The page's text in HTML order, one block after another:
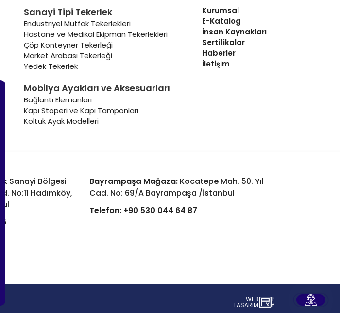
Sanayi Tipi Tekerlek
Endüstriyel Mutfak Tekerlekleri
Hastane ve Medikal Ekipman Tekerlekleri
Çöp Konteyner Tekerleği
Market Arabası Tekerleği
Yedek Tekerlek
Mobilya Ayakları ve Aksesuarları
Bağlantı Elemanları
Kapı Stoperi ve Kapı Tamponları
Koltuk Ayak Modelleri
Kurumsal
E-Katalog
İnsan Kaynakları
Sertifikalar
Haberler
İletişim
Sanayi Bölgesi
No:11 Hadımköy,
Bayrampaşa Mağaza:Kocatepe Mah. 50. Yıl
Cad. No: 69/A Bayrampaşa /İstanbul
Telefon:+90 530 044 64 87
WEB
TASARIM
İSTANBUL WEB TASARIM AJANSI -